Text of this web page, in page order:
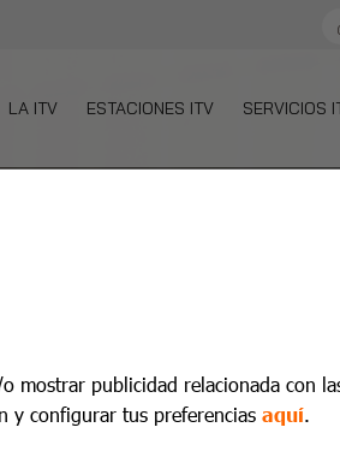
LA ITV ESTACIONES ITV SERVICIOS
mostrar publicidad relacionada con
y configurar tus preferencias aquí.